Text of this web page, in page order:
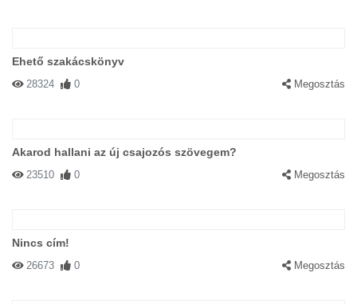
Ehető szakácskönyv
28324 0 Megosztás
Akarod hallani az új csajozós szövegem?
23510 0 Megosztás
Nincs cím!
26673 0 Megosztás